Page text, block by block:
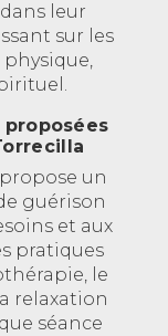
leur
sur les
un
guérison
et aux
pratiques
le
relaxation
séance